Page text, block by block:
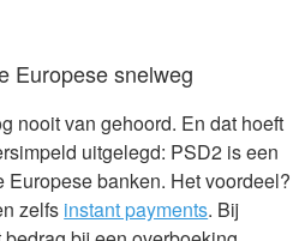
Europese snelweg
nooit van gehoord. En dat hoeft
uitgelegd: PSD2 is een
banken. Het voordeel?
zelfs instant payments. Bij